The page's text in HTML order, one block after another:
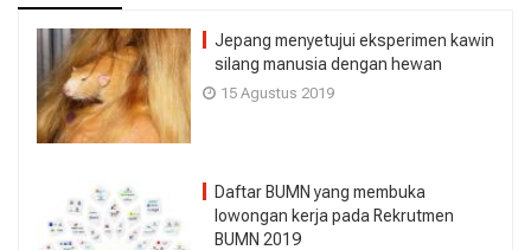
Jepang menyetujui eksperimen kawin
silang manusia dengan hewan
15 Agustus 2019
Daftar BUMN yang membuka
lowongan kerja pada Rekrutmen
BUMN 2019